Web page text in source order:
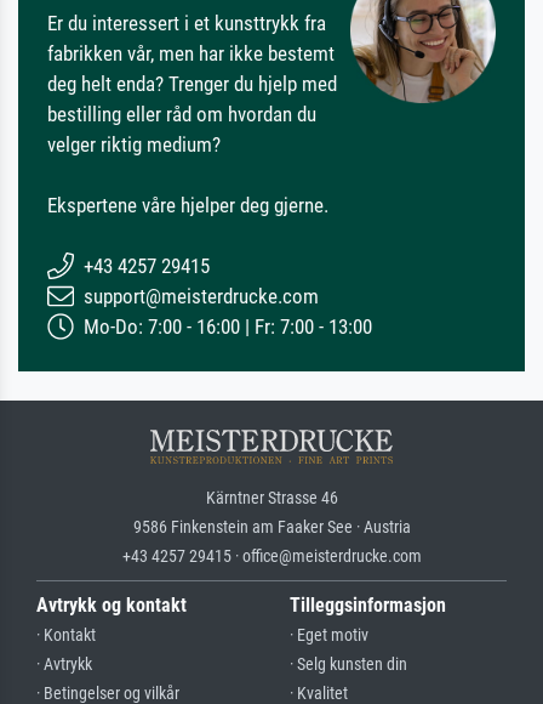
Er du interessert i et kunsttrykk fra
fabrikken vår, men har ikke bestemt
deg helt enda? Trenger du hjelp med
bestilling eller råd om hvordan du
velger riktig medium?
Ekspertene våre hjelper deg gjerne.
+43 4257 29415
support@meisterdrucke.com
Mo-Do: 7:00 - 16:00 | Fr: 7:00 - 13:00
Kärntner Strasse 46
9586 Finkenstein am Faaker See · Austria
+43 4257 29415 · office@meisterdrucke.com
Avtrykk og kontakt
· Kontakt
· Avtrykk
· Betingelser og vilkår
Tilleggsinformasjon
· Eget motiv
· Selg kunsten din
· Kvalitet